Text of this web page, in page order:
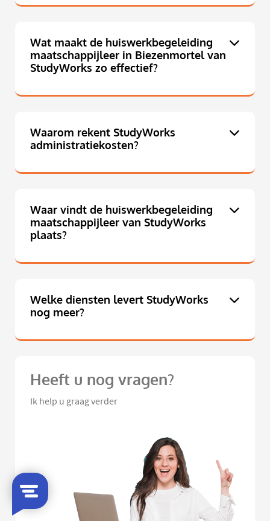
Wat maakt de huiswerkbegeleiding
maatschappijleer in Biezenmortel van
StudyWorks zo effectief?
Waarom rekent StudyWorks
administratiekosten?
Waar vindt de huiswerkbegeleiding
maatschappijleer van StudyWorks
plaats?
Welke diensten levert StudyWorks
nog meer?
Heeft u nog vragen?
Ik help u graag verder